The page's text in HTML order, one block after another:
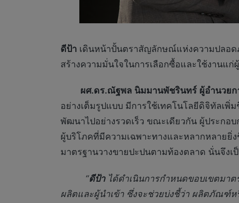
ดีป้า เดินหน้าปั้นตราสัญลักษณ์แห่งความปลอ
สร้างความมั่นใจในการเลือกซื้อและใช้งานแ
ผศ.ดร.ณัฐพล นิมมานพัชรินทร์ ผู้อำนวย
อย่างเต็มรูปแบบ มีการใช้เทคโนโลยีดิจิทัลเพิ่
พัฒนาไปอย่างรวดเร็ว ขณะเดียวกัน ผู้ประกอ
ผู้บริโภคที่มีความเฉพาะทางและหลากหลาย
มาตรฐานวางขายปะปนตามท้องตลาด นั่นจึง
“ดีป้าได้ดำเนินการกำหนดขอบเขตม
ผลิตและผู้นำเข้า ซึ่งจะช่วยบ่งชี้ว่า ผลิตภัณฑ์